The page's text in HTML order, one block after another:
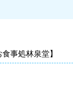
事処林泉堂】